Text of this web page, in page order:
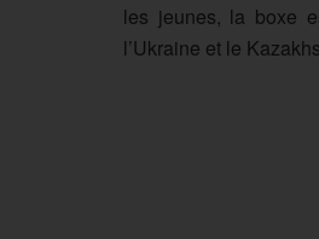
les jeunes, la boxe
l’Ukraine et le